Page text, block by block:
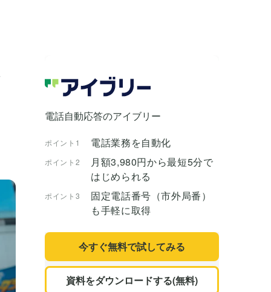
電話自動応答のアイブリー
ポイント1 電話業務を自動化
ポイント2
月額3,980円から最短5分で
はじめられる
ポイント3
固定電話番号（市外局番）
も手軽に取得
今すぐ無料で試してみる
資料をダウンロードする(無料)